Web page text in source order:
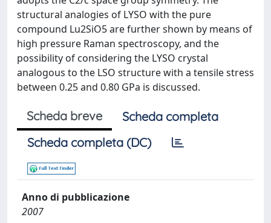
structural analogies of LYSO with the pure
compound Lu2SiO5 are further shown by means of
high pressure Raman spectroscopy, and the
possibility of considering the LYSO crystal
analogous to the LSO structure with a tensile stress
between 0.25 and 0.80 GPa is discussed.
Scheda breve
Scheda completa
Scheda completa (DC)
Anno di pubblicazione
2007